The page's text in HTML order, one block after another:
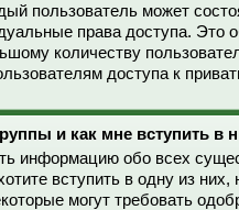
пользователь может
права доступа. Это
количеству
доступа к
и как мне вступить в
информацию обо всех
вступить в одну из
могут требовать